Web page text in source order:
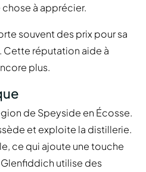
à apprécier.
souvent des prix pour sa
Cette réputation aide à
plus.
de Speyside en Écosse.
et exploite la distillerie.
ce qui ajoute une touche
utilise des